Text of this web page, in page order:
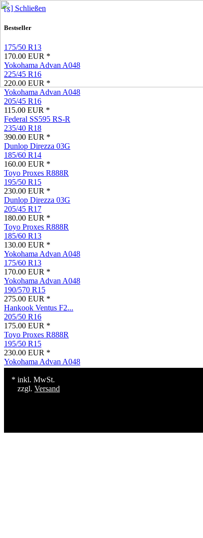
[x] Schließen
Bestseller
175/50 R13
170.00 EUR *
Yokohama Advan A048
225/45 R16
220.00 EUR *
Yokohama Advan A048
205/45 R16
115.00 EUR *
Federal SS595 RS-R
235/40 R18
390.00 EUR *
Dunlop Direzza 03G
185/60 R14
160.00 EUR *
Toyo Proxes R888R
195/50 R15
230.00 EUR *
Dunlop Direzza 03G
205/45 R17
180.00 EUR *
Toyo Proxes R888R
185/60 R13
130.00 EUR *
Yokohama Advan A048
175/60 R13
170.00 EUR *
Yokohama Advan A048
190/570 R15
275.00 EUR *
Hankook Ventus F2...
205/50 R16
175.00 EUR *
Toyo Proxes R888R
195/50 R15
230.00 EUR *
Yokohama Advan A048
* inkl. MwSt.
zzgl. Versand